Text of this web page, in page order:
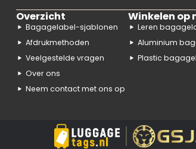
Overzicht
Bagagelabel-sjablonen
Afdrukmethoden
Veelgestelde vragen
Over ons
Neem contact met ons op
Winkelen op
Leren
Aluminium
Plastic